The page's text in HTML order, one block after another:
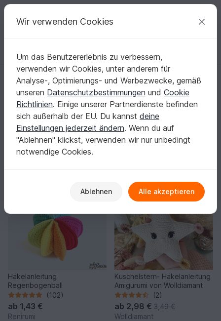
Deine kreativen Ideen
Deutsch | € (EUR) einloggen Kostenlos registrieren
Startseite Häkeln Babys Babyspielzeug
Babyspielzeug häkeln: Liebevolle Greiflinge,
Mobiles & Spieluhren
Zarte Figuren, bunte Formen und kleine Details machen
dein Häkelprojekt zum Lieblingsstück im Babyalltag.
Mehr anzeigen
282 Jacken 142
Häkelanleitung
Regenbogenball
(102)
ab 1,43 €
Renirumi
-10%
Kuschelstern- Häkelanleitung
Amigurumi von Wolldiamant
(2)
ab 2,98 € 3,49 €
Wolldiamant
Wir verwenden Cookies
Um das Benutzererlebnis zu verbessern,
verwenden wir Cookies, unter anderem für
Analyse-, Optimierungs- und Werbezwecke, gemäß
unseren Datenschutzbestimmungen und Cookie
Richtlinien. Einige unserer Partnerdienste befinden
sich außerhalb der EU. Du kannst deine
Einstellungen jederzeit ändern. Wenn du auf
"Ablehnen" klickst, verwenden wir nur unbedingt
notwendige Cookies.
Ablehnen Alle akzeptieren